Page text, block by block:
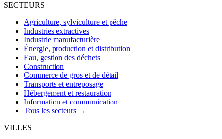
SECTEURS
Agriculture, sylviculture et pêche
Industries extractives
Industrie manufacturière
Énergie, production et distribution
Eau, gestion des déchets
Construction
Commerce de gros et de détail
Transports et entreposage
Hébergement et restauration
Information et communication
Tous les secteurs →
VILLES